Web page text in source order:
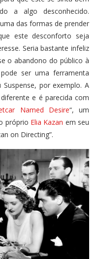
a algo desconhecido.
das formas de prender
este desconforto seja
Seria bastante infeliz
o abandono do público à
ser uma ferramenta
por exemplo. A
e é parecida com
Named Desire“, um
próprio Elia Kazan em seu
on Directing”.